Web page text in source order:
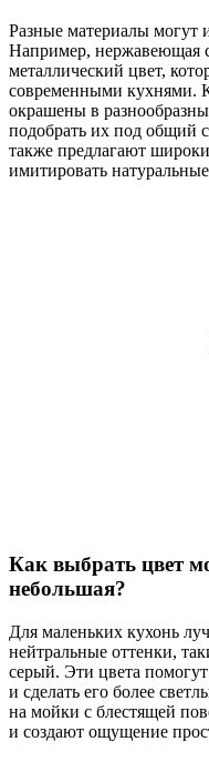
Разные материалы могут
Например, нержавеющая
металлический цвет,
современными кухнями.
окрашены в
подобрать их под общий
также предлагают
имитировать
Как выбрать цвет
небольшая?
Для маленьких кухонь
нейтральные оттенки,
серый. Эти цвета
и сделать его более
на мойки с блестящей
и создают ощущение